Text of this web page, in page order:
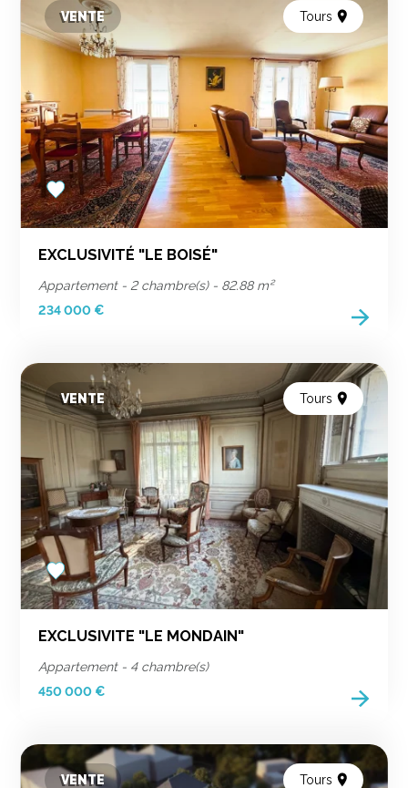
VENTE Tours
Add
to
favorites
EXCLUSIVITÉ "LE BOISÉ"
Appartement - 2 chambre(s) - 82.88 m²
234 000 €
VENTE Tours
Add
to
favorites
EXCLUSIVITE "LE MONDAIN"
Appartement - 4 chambre(s)
450 000 €
VENTE Tours